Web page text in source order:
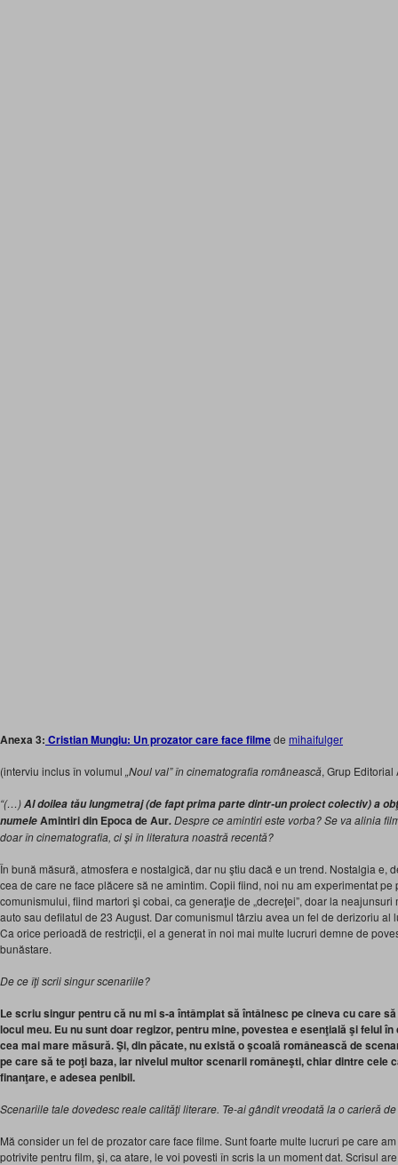
Anexa 3: Cristian Mungiu: Un prozator care face filmede mihaifulger
(interviu inclus în volumul „Noul val” în cinematografia românească, Grup Editorial
“(…)Al doilea tău lungmetraj(de fapt prima parte dintr-un proiect colectiv) a
numeleAmintiri din Epoca de Aur.Despre ce amintiri este vorba? Se va alinia
doar în cinematografia, ci şi în literatura noastră recentă?
În bună măsură, atmosfera e nostalgică, dar nu ştiu dacă e un trend. Nostalgia e,
cea de care ne face plăcere să ne amintim. Copii fiind, noi nu am experimentat
comunismului, fiind martori şi cobai, ca generaţie de „decreţei”, doar la
auto sau defilatul de 23 August. Dar comunismul târziu avea un fel de derizoriu al
Ca orice perioadă de restricţii, el a generat în noi mai multe lucruri demne de
bunăstare.
De ce îţi scrii singur scenariile?
Le scriu singur pentru că nu mi s-a întâmplat să întâlnesc pe cineva cu care
locul meu. Eu nu sunt doar regizor, pentru mine, povestea e esenţială şi felul
cea mai mare măsură. Şi, din păcate, nu există o şcoală românească de
pe care să te poţi baza, iar nivelul multor scenarii româneşti, chiar dintre cele
finanţare, e adesea penibil.
Scenariile tale dovedesc reale calităţi literare. Te-ai gândit vreodată la o carieră
Mă consider un fel de prozator care face filme. Sunt foarte multe lucruri pe care
potrivite pentru film, şi, ca atare, le voi povesti în scris la un moment dat. Scrisul